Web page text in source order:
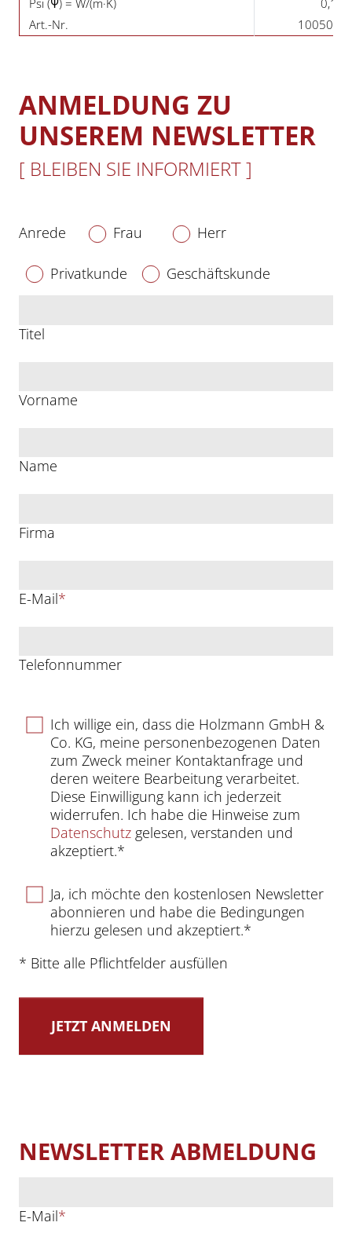
Art.-Nr.
ANMELDUNG ZU
UNSEREM NEWSLETTER
[ BLEIBEN SIE INFORMIERT ]
Anrede Frau Herr
Privatkunde Geschäftskunde
Titel
Vorname
Name
Firma
E-Mail*
Telefonnummer
Ich willige ein, dass die Holzmann GmbH &
Co. KG, meine personenbezogenen Daten
zum Zweck meiner Kontaktanfrage und
deren weitere Bearbeitung verarbeitet.
Diese Einwilligung kann ich jederzeit
widerrufen. Ich habe die Hinweise zum
Datenschutz gelesen, verstanden und
akzeptiert.*
Ja, ich möchte den kostenlosen Newsletter
abonnieren und habe die Bedingungen
hierzu gelesen und akzeptiert.*
* Bitte alle Pflichtfelder ausfüllen
NEWSLETTER ABMELDUNG
E-Mail*